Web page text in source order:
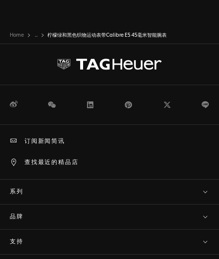
Home ... 柠檬绿和黑色织物运动表带Calibre E5 45毫米智能腕表
微博 WeChat Pinterest
查找最近的精品店
订阅新闻简讯
系列
品牌
支持